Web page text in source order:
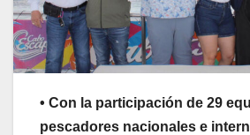
• Con la participación de 29
pescadores nacionales e